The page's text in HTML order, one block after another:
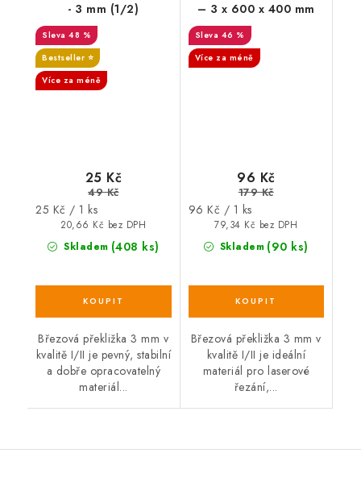
- 3 mm (1/2)
48 %
Bestseller ⭐️
Více za méně
Skladem (408 ks)
20,66 Kč bez DPH
25 Kč
49 Kč
Měrná
cena:
25 Kč / 1 ks
Březová překližka 3 mm v
kvalitě I/II je pevný, stabilní
a dobře opracovatelný
materiál...
– 3 x 600 x 400 mm
46 %
Více za méně
Skladem (90 ks)
79,34 Kč bez DPH
96 Kč
179 Kč
Měrná
96 Kč / 1 ks
Březová překližka 3 mm v
kvalitě I/II je ideální
materiál pro laserové
řezání,...